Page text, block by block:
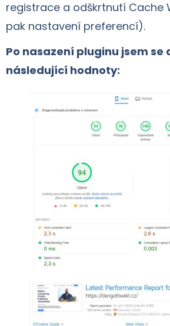
registrace a odškrtnutí Cache
pak nastavení preferencí).
Po nasazení pluginu jsem se
následující hodnoty: